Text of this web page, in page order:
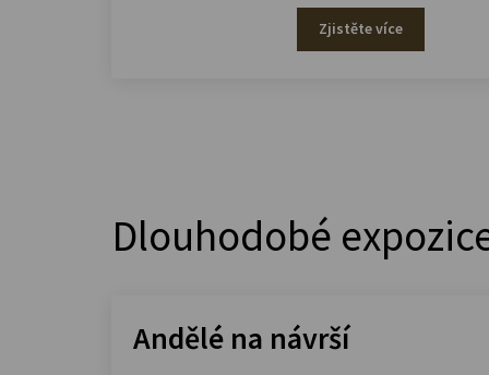
Zjistěte více
Dlouhodobé
Andělé na návrší